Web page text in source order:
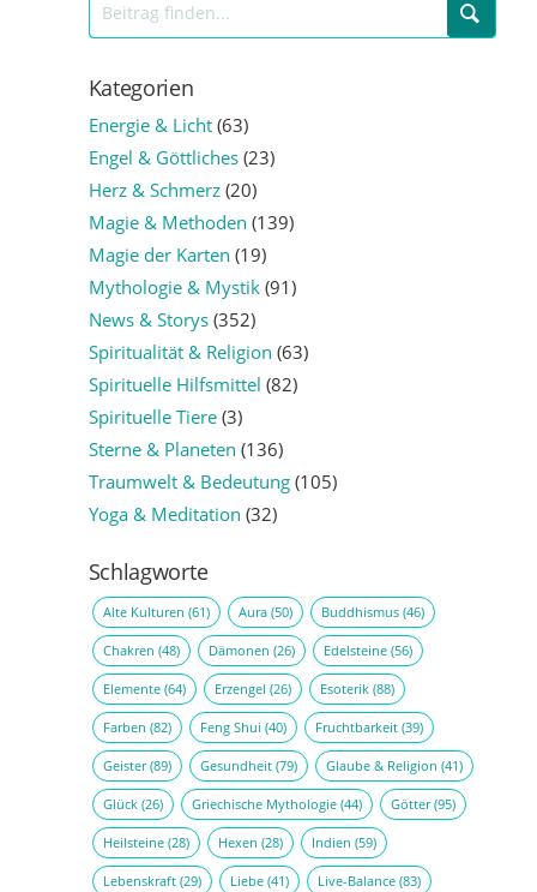
Kategorien
Energie & Licht(63)
Engel & Göttliches(23)
Herz & Schmerz(20)
Magie & Methoden (139)
Magie der Karten (19)
Mythologie & Mystik(91)
News & Storys(352)
Spiritualität & Religion (63)
Spirituelle Hilfsmittel (82)
Spirituelle Tiere(3)
Sterne & Planeten (136)
Traumwelt & Bedeutung(105)
Yoga & Meditation (32)
Schlagworte
Alte Kulturen (61) Aura(50) Buddhismus(46)
Chakren (48) Dämonen (26) Edelsteine(56)
Elemente(64) Erzengel (26) Esoterik(88)
Farben (82) Feng Shui (40) Fruchtbarkeit(39)
Geister(89) Gesundheit(79) Glaube & Religion (41)
Glück(26) Griechische Mythologie(44) Götter(95)
Heilsteine(28) Hexen (28) Indien (59)
Lebenskraft(29) Liebe(41) Live-Balance(83)